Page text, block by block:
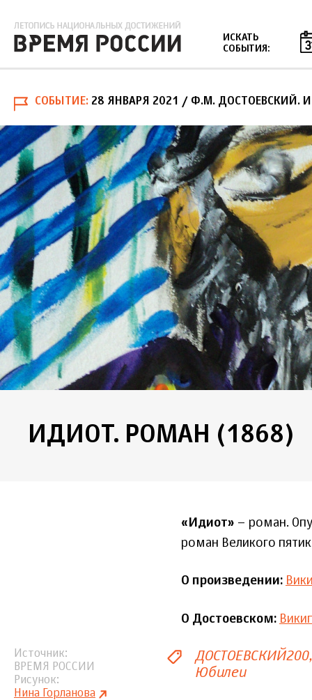
ИСКАТЬ
СОБЫТИЯ:
СОБЫТИЕ 28 ЯНВАРЯ 2021 / Ф.М. ДОСТОЕВСКИЙ.
ИДИОТ. РОМАН (1868)
«Идиот» – роман.
роман Великого
О произведении:
О Достоевском:
Источник
ВРЕМЯ РОССИИ
Рисунок
Нина Горланова
ДОСТОЕВСКИЙ 200
Юбилеи